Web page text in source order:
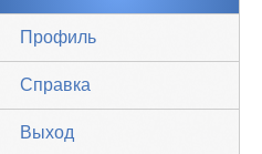
Профиль
Справка
Выход